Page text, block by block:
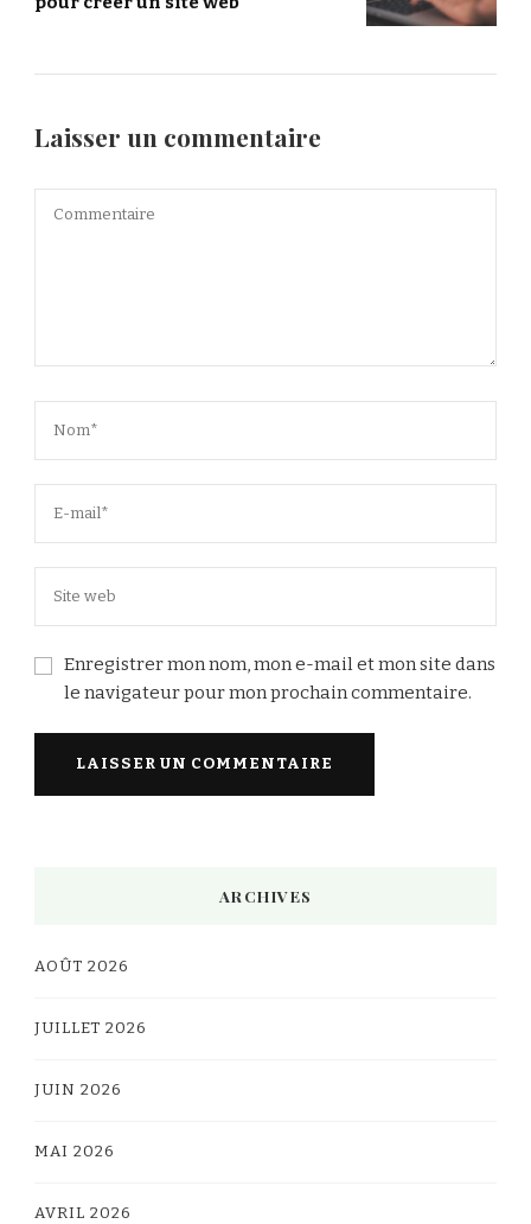
Laisser un commentaire
Enregistrer mon nom, mon e-mail et mon site dans
le navigateur pour mon prochain commentaire.
ARCHIVES
AOÛT 2026
JUILLET 2026
JUIN 2026
MAI 2026
AVRIL 2026